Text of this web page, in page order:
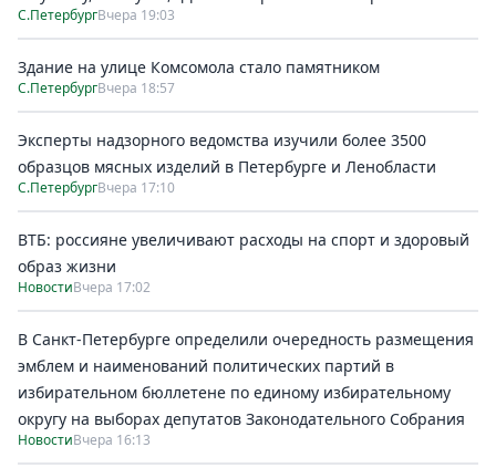
С.ПетербургВчера 19:03
Здание на улице Комсомола стало памятником
С.ПетербургВчера 18:57
Эксперты надзорного ведомства изучили более 3500
образцов мясных изделий в Петербурге и Ленобласти
С.ПетербургВчера 17:10
ВТБ: россияне увеличивают расходы на спорт и здоровый
образ жизни
НовостиВчера 17:02
В Санкт-Петербурге определили очередность размещения
эмблем и наименований политических партий в
избирательном бюллетене по единому избирательному
округу на выборах депутатов Законодательного Собрания
НовостиВчера 16:13